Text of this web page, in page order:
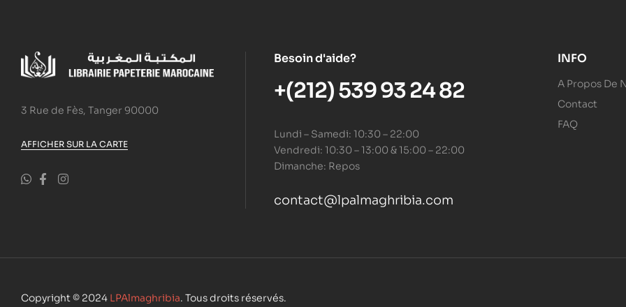
3 Rue de Fès, Tanger 90000
AFFICHER SUR LA CARTE
Besoin d'aide?
+(212) 539 93 24 82
Lundi – Samedi: 10:30 – 22:00
Vendredi: 10:30 – 13:00 & 15:00 – 22:00
Dimanche: Repos
contact@lpalmaghribia.com
INFO
A Propos De
Contact
FAQ
Copyright © 2024 LPAlmaghribia. Tous droits réservés.